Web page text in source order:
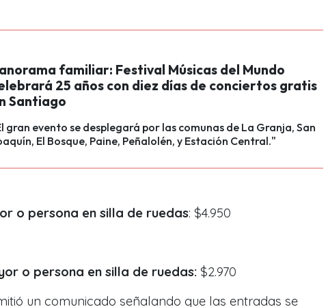
familiar: Festival Músicas del Mundo
25 años con diez días de conciertos gratis
Santiago
gran evento se desplegará por las comunas de La Granja, San
El Bosque, Paine, Peñalolén, y Estación Central."
o persona en silla de ruedas: $4.950
o persona en silla de ruedas: $2.970
un comunicado señalando que las entradas se